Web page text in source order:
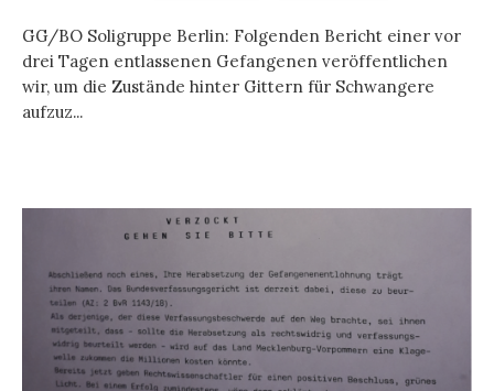
GG/BO Soligruppe Berlin: Folgenden Bericht einer vor
drei Tagen entlassenen Gefangenen veröffentlichen
wir, um die Zustände hinter Gittern für Schwangere
aufzuz...